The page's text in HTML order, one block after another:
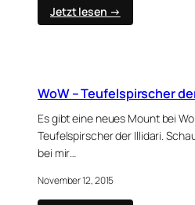
Jetzt lesen →
WoW
Wächters
des
Hains
WoW – Teufelspirscher
Es gibt eine neues Mount bei
Teufelspirscher der Illidari.
bei mir…
November 12, 2015